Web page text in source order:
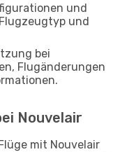
und
und
bei
Flugänderungen
Nouvelair
mit Nouvelair